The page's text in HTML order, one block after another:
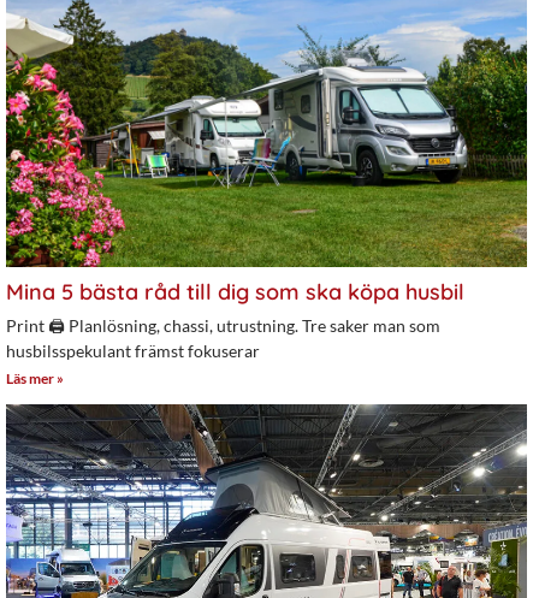
Mina 5 bästa råd till dig som ska köpa husbil
Print 🖨 Planlösning, chassi, utrustning. Tre saker man som
husbilsspekulant främst fokuserar
Läs mer »